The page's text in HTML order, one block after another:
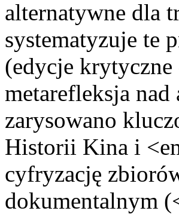
alternatywne dla
systematyzuje te
(edycje
metarefleksja
zarysowano
Historii Kina i
cyfryzację
dokumentalnym